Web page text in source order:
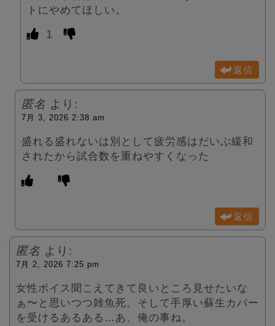
トにやめてほしい。
1
返信
匿名 より:
7月 3, 2026 2:38 am
盛れる盛れないは別として疲労感はだいぶ緩和
されたから試合数を重ねやすくなった
返信
匿名 より:
7月 2, 2026 7:25 pm
女性ボイス聞こえてきて良いところ見せたいな
ぁ〜と思いつつ雑魚死。そして手厚い蘇生カバー
を受けるあるある…あ、俺の事ね。